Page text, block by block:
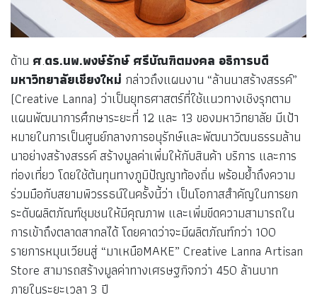
ด้าน ศ.ดร.นพ.พงษ์รักษ์ ศรีบัณฑิตมงคล อธิการบดี
มหาวิทยาลัยเชียงใหม่ กล่าวถึงแผนงาน “ล้านนาสร้างสรรค์”
(Creative Lanna) ว่าเป็นยุทธศาสตร์ที่ใช้แนวทางเชิงรุกตาม
แผนพัฒนาการศึกษาระยะที่ 12 และ 13 ของมหาวิทยาลัย มีเป้า
หมายในการเป็นศูนย์กลางการอนุรักษ์และพัฒนาวัฒนธรรมล้าน
นาอย่างสร้างสรรค์ สร้างมูลค่าเพิ่มให้กับสินค้า บริการ และการ
ท่องเที่ยว โดยใช้ต้นทุนทางภูมิปัญญาท้องถิ่น พร้อมย้ำถึงความ
ร่วมมือกับสยามพิวรรธน์ในครั้งนี้ว่า เป็นโอกาสสำคัญในการยก
ระดับผลิตภัณฑ์ชุมชนให้มีคุณภาพ และเพิ่มขีดความสามารถใน
การเข้าถึงตลาดสากลได้ โดยคาดว่าจะมีผลิตภัณฑ์กว่า 100
รายการหมุนเวียนสู่ “มาเหนือMAKE” Creative Lanna Artisan
Store สามารถสร้างมูลค่าทางเศรษฐกิจกว่า 450 ล้านบาท
ภายในระยะเวลา 3 ปี